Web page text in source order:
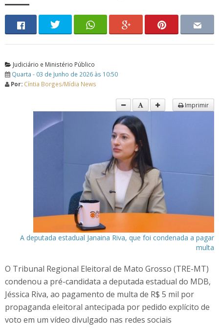
Judiciário e Ministério Público
Quarta - 03 de Junho de 2026 às 10:50
Por: Cíntia Borges/Mídia News
Imprimir
A deputada estadual Janaina Riva, que foi condenada a pagar
multa
O Tribunal Regional Eleitoral de Mato Grosso (TRE-MT)
condenou a pré-candidata a deputada estadual do MDB,
Jéssica Riva, ao pagamento de multa de R$ 5 mil por
propaganda eleitoral antecipada por pedido explícito de
voto em um vídeo divulgado nas redes sociais